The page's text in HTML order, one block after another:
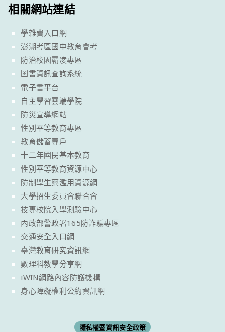
相關網站連結
學雜費入口網
澎湖考區國中教育會考
防治校園霸凌專區
圖書資訊查詢系統
電子書平台
自主學習雲端學院
防災宣導網站
性別平等教育專區
教育儲蓄專戶
十二年國民基本教育
性別平等教育資源中心
防制學生藥濫用資源網
大學招生委員會聯合會
技專校院入學測驗中心
內政部警政署165防詐騙專區
交通安全入口網
臺灣教育研究資訊網
數理科教學分享網
iWIN網路內容防護機構
身心障礙權利公約資訊網
隱私權暨資訊安全政策